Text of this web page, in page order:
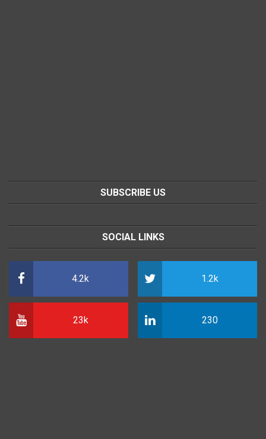
SUBSCRIBE US
SOCIAL LINKS
4.2k 1.2k
23k 230